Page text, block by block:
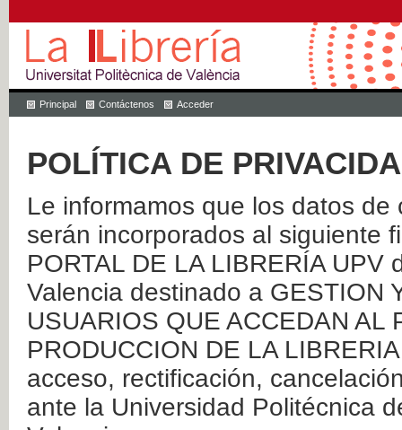
Principal Contáctenos Acceder
POLÍTICA DE
Le informamos que los datos
serán incorporados al siguiente
PORTAL DE LA LIBRERÍA
Valencia destinado a GESTION
USUARIOS QUE ACCEDAN AL
PRODUCCION DE LA
acceso, rectificación,
ante la Universidad Politécnica